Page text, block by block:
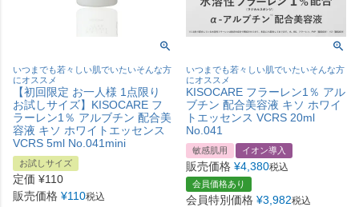
いつまでも若々しい肌でいたいそんな方
にオススメ
【初回限定 お一人様 1点限り
お試しサイズ】KISOCARE フ
ラーレン1％ アルブチン 配合美
容液 キソ ホワイトエッセンス
VCRS 5ml No.041mini
お試しサイズ
定価 ¥110
販売価格 ¥110税込
いつまでも若々しい肌でいたいそんな方
にオススメ
KISOCARE フラーレン1％ アル
ブチン 配合美容液 キソ ホワイ
トエッセンス VCRS 20ml
No.041
敏感肌用 イオン導入
販売価格 ¥4,380税込
会員価格あり
会員特別価格 ¥3,982税込